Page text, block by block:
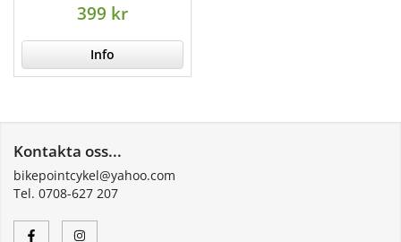
399 kr
Info
Kontakta oss...
bikepointcykel@yahoo.com
Tel. 0708-627 207